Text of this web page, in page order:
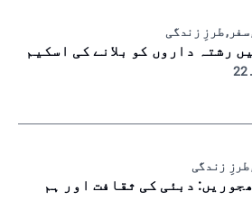
سفر, طرزِ زندگی
رشتہ داروں کو بلانے کی اسکیم
طرزِ زندگی
دبئی کی ثقافت اور ہم